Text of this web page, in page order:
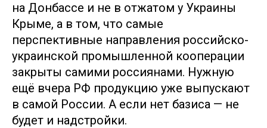
на Донбассе и не в отжатом у Украины
Крыме, а в том, что самые
перспективные направления российско-
украинской промышленной кооперации
закрыты самими россиянами. Нужную
ещё вчера РФ продукцию уже выпускают
в самой России. А если нет базиса — не
будет и надстройки.